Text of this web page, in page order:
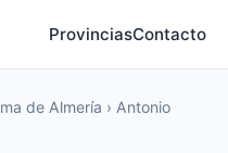
ProvinciasContacto
de Almería › Antonio